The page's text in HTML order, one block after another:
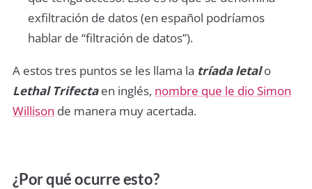
exfiltración de datos (en español podríamos
hablar de “filtración de datos”).
A estos tres puntos se les llama la tríada letalo
Lethal Trifectaen inglés, nombre que le dio Simon
Willison de manera muy acertada.
¿Por qué ocurre esto?